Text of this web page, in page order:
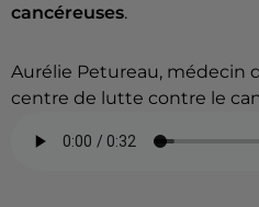
cancéreuses.
Aurélie Petureau, médecin
centre de lutte contre le